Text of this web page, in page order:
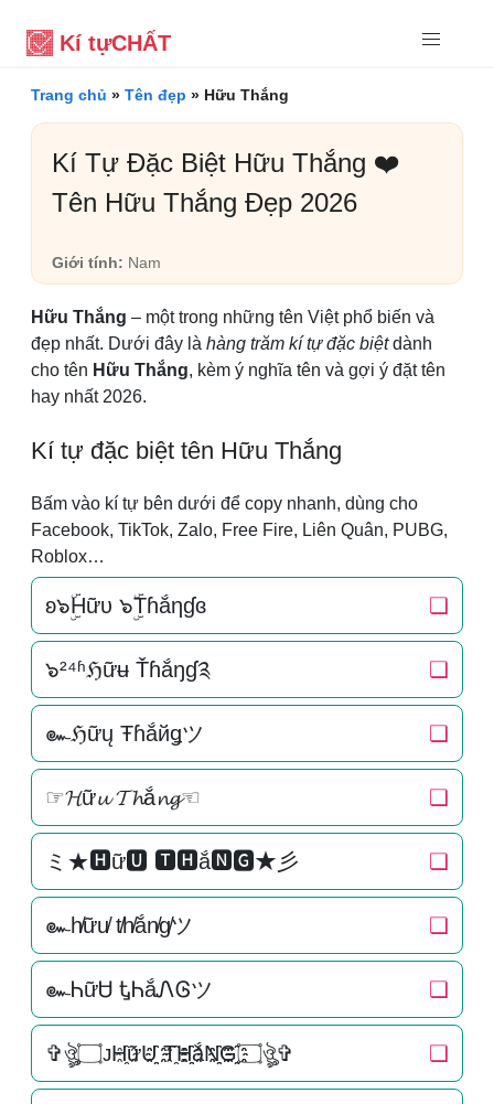
Kí tựCHẤT
Trang chủ » Tên đẹp » Hữu Thắng
Kí Tự Đặc Biệt Hữu Thắng ❤️
Tên Hữu Thắng Đẹp 2026
Giới tính: Nam
Hữu Thắng – một trong những tên Việt phổ biến và
đẹp nhất. Dưới đây là hàng trăm kí tự đặc biệtdành
cho tên Hữu Thắng, kèm ý nghĩa tên và gợi ý đặt tên
hay nhất 2026.
Kí tự đặc biệt tên Hữu Thắng
Bấm vào kí tự bên dưới để copy nhanh, dùng cho
Facebook, TikTok, Zalo, Free Fire, Liên Quân, PUBG,
Roblox…
ʚ๖ۣۜHữυ ๖ۣۜTɦắηɠɞ ❏
๖²⁴ʱℌữʉ Ťɦắŋɠ༉ ❏
๛ℌữų Ŧɦắйǥツ ❏
☞𝓗ữ𝓾 𝓣𝓱ắ𝓷𝓰☜ ❏
ミ★🅷ữ🆄 🆃🅷ắ🅽🅶★彡 ❏
๛h̸ữu̸ t̸h̸ắn̸g̸ツ ❏
๛ᏂữᏌ ᎿᏂắᏁᎶツ ❏
✞ঔৣ۝ᴊH҈ữU҈҈ T҈H҈҈ắN҈҈G҈҈۝ঔৣ✞ ❏